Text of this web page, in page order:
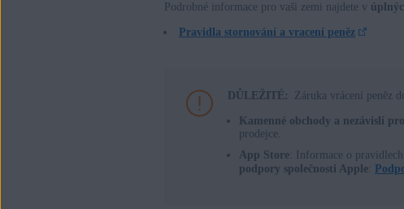
Podrobné informace pro vaši zemi najdete v
Pravidla stornování a vracení peněz
DŮLEŽITÉ: Záruka vrácení peněz
Kamenné obchody a nezávislí
prodejce.
App Store : Informace o
podpory společnosti Apple